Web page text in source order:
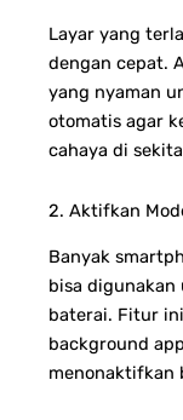
Layar yang
dengan cepat.
yang nyaman
otomatis agar
cahaya di
2. Aktifkan
Banyak
bisa
baterai. Fitur
background
menonaktifkan